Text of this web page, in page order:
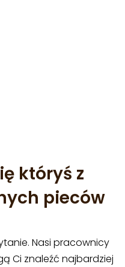
któryś z
pieców
Nasi pracownicy
Ci znaleźć najbardziej